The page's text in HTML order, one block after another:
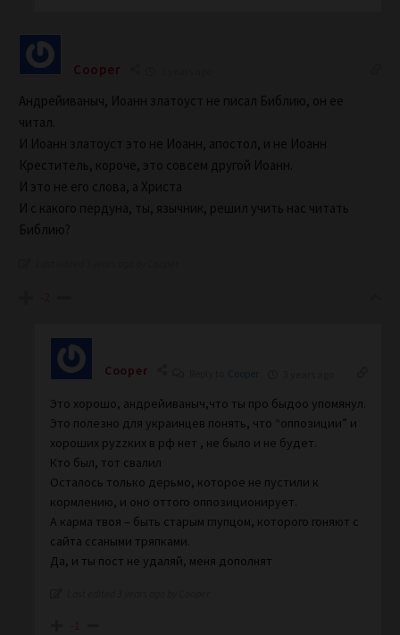
Cooper
Андрейиваныч, Иоанн златоуст не писал Библию, он ее
читал.
И Иоанн златоуст это не Иоанн, апостол, и не Иоанн
Креститель, короче, это совсем другой Иоанн.
И это не его слова, а Христа
И с какого пердуна, ты, язычник, решил учить нас читать
Библию?
Cooper Cooper
Это хорошо, андрейиваныч,что ты про быдоо упомянул.
Это полезно для украинцев понять, что “оппозиции” и
хороших руzzких в рф нет , не было и не будет.
Кто был, тот свалил
Осталось только дерьмо, которое не пустили к
кормлению, и оно оттого оппозиционирует.
А карма твоя – быть старым глупцом, которого гоняют с
сайта ссаными тряпками.
Да, и ты пост не удаляй, меня дополнят
-1